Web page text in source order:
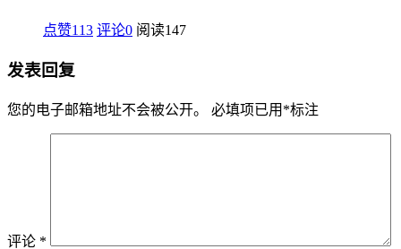
点赞113 评论0 阅读147
发表回复
您的电子邮箱地址不会被公开。 必填项已用 *标注
评论 *